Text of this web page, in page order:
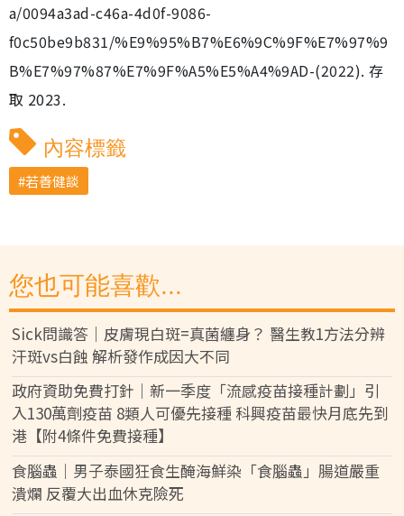
a/0094a3ad-c46a-4d0f-9086-
f0c50be9b831/%E9%95%B7%E6%9C%9F%E7%97%9
B%E7%97%87%E7%9F%A5%E5%A4%9AD-(2022). 存
取 2023.
內容標籤
若善健談
您也可能喜歡...
Sick問識答｜皮膚現白斑=真菌纏身？ 醫生教1方法分辨
汗斑vs白蝕 解析發作成因大不同
政府資助免費打針｜新一季度「流感疫苗接種計劃」引
入130萬劑疫苗 8類人可優先接種 科興疫苗最快月底先到
港【附4條件免費接種】
食腦蟲｜男子泰國狂食生醃海鮮染「食腦蟲」腸道嚴重
潰爛 反覆大出血休克險死